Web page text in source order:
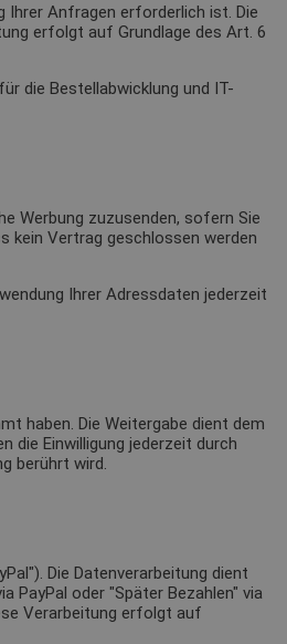
Ihrer Anfragen erforderlich ist. Die
erfolgt auf Grundlage des Art. 6
die Bestellabwicklung und IT-
Werbung zuzusenden, sofern Sie
kein Vertrag geschlossen werden
Ihrer Adressdaten jederzeit
haben. Die Weitergabe dient dem
die Einwilligung jederzeit durch
berührt wird.
Die Datenverarbeitung dient
PayPal oder "Später Bezahlen" via
Verarbeitung erfolgt auf